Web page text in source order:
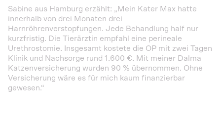
Sabine aus Hamburg erzählt: „Mein Kater Max hatte
innerhalb von drei Monaten drei
Harnröhrenverstopfungen. Jede Behandlung half nur
kurzfristig. Die Tierärztin empfahl eine perineale
Urethrostomie. Insgesamt kostete die OP mit zwei Tagen
Klinik und Nachsorge rund 1.600 €. Mit meiner Dalma
Katzenversicherung wurden 90 % übernommen. Ohne
Versicherung wäre es für mich kaum finanzierbar
gewesen.“